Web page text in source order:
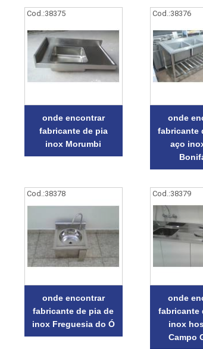
Cod.:38375
onde encontrar
fabricante de pia
inox Morumbi
Cod.:38376
onde
fabricante
aço
Cod.:38378
onde encontrar
fabricante de pia de
inox Freguesia do Ó
Cod.:38379
onde
fabricante
inox
Campo